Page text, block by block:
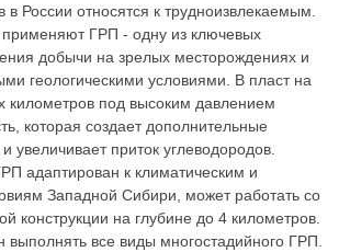
в России относятся к трудноизвлекаемым.
применяют ГРП - одну из ключевых
добычи на зрелых месторождениях и
геологическими условиями. В пласт на
километров под высоким давлением
которая создает дополнительные
увеличивает приток углеводородов.
адаптирован к климатическим и
Западной Сибири, может работать со
конструкции на глубине до 4 километров.
выполнять все виды многостадийного ГРП.